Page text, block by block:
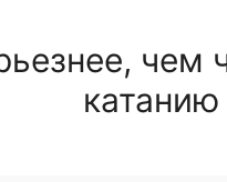
чем
катанию